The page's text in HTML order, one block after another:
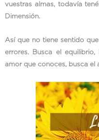
vuestras almas, todavía
Dimensión.
Así que no tiene sentido
errores. Busca el
amor que conoces, busca el